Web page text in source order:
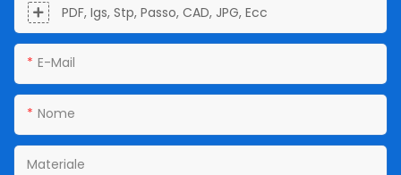
PDF, Igs, Stp, Passo, CAD, JPG, Ecc
E-Mail
Nome
Materiale